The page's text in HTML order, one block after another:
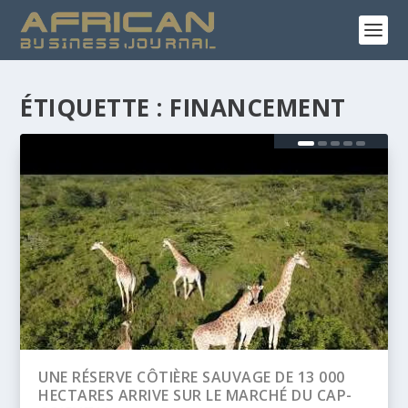
ÉTIQUETTE : FINANCEMENT
BANQUE AFRICAINE DE DÉVELOPPEMENT
(BAD) – ASSEMBLÉE ANNUELLES 2026 :